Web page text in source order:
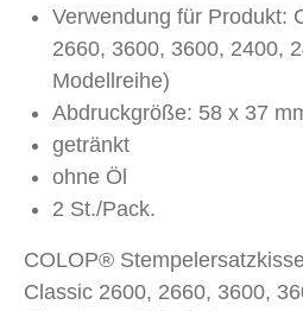
Verwendung für Produkt:
2660, 3600, 3600, 2400,
Modellreihe)
Abdruckgröße: 58 x 37
getränkt
ohne Öl
2 St./Pack.
COLOP®
Classic 2600, 2660, 3600,